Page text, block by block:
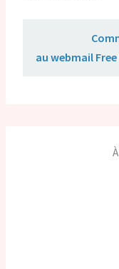
au webmail